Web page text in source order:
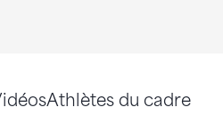
Athlètes du cadre